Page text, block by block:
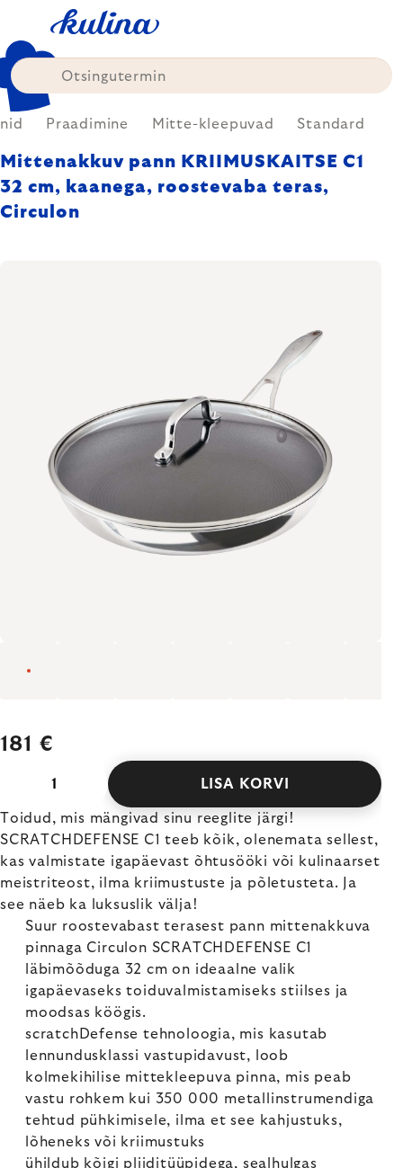
content
Praadimine Mitte-kleepuvad Standard
Mittenakkuv pann KRIIMUSKAITSE C1
32 cm, kaanega, roostevaba teras,
Circulon
181 €
LISA KORVI
Toidud, mis mängivad sinu reeglite järgi!
SCRATCHDEFENSE C1 teeb kõik, olenemata sellest,
kas valmistate igapäevast õhtusööki või kulinaarset
meistriteost, ilma kriimustuste ja põletusteta. Ja
see näeb ka luksuslik välja!
Suur roostevabast terasest pann mittenakkuva
pinnaga Circulon SCRATCHDEFENSE C1
läbimõõduga 32 cm on ideaalne valik
igapäevaseks toiduvalmistamiseks stiilses ja
moodsas köögis.
scratchDefense tehnoloogia, mis kasutab
lennundusklassi vastupidavust, loob
kolmekihilise mittekleepuva pinna, mis peab
vastu rohkem kui 350 000 metallinstrumendiga
tehtud pühkimisele, ilma et see kahjustuks,
lõheneks või kriimustuks
ühildub kõigi pliiditüüpidega, sealhulgas